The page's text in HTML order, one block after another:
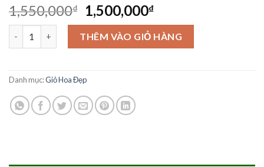
1,550,000₫
Giá
gốc
là:
1,550,000₫.
1,500,000₫Giá
hiện
tại
là:
1,500,000₫.
Giỏ Hoa Sang Trọng – GH49 số lượng
THÊM VÀO GIỎ HÀNG
Danh mục:Giỏ Hoa Đẹp